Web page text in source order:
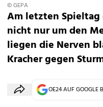
© GEPA
Am letzten
nicht nur um den
liegen die Nerven
Kracher gegen
OE24 AUF GOOGLE